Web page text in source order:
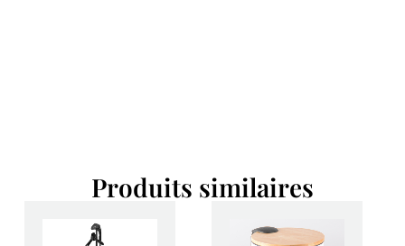
Produits similaires